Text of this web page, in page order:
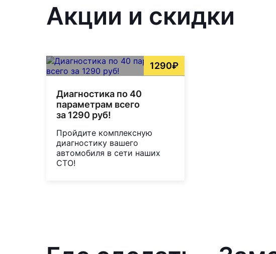
Акции и скидки
1290₽
Диагностика по 40
параметрам всего
за 1290 руб!
Пройдите комплексную
диагностику вашего
автомобиля в сети наших
СТО!